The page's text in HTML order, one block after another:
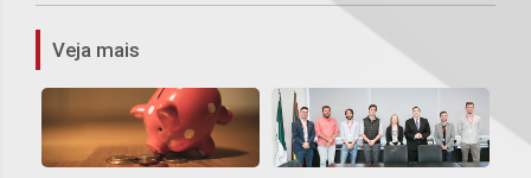
Veja mais